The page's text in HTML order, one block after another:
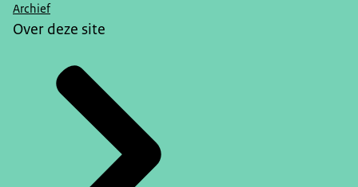
Archief
Over deze site